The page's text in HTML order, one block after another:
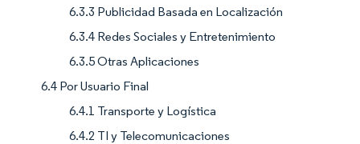
6.3.3 Publicidad Basada en Localización
6.3.4 Redes Sociales y Entretenimiento
6.3.5 Otras Aplicaciones
6.4 Por Usuario Final
6.4.1 Transporte y Logística
6.4.2 TI y Telecomunicaciones